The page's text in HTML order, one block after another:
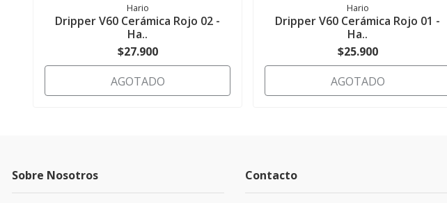
Hario
Dripper V60 Cerámica Rojo 02 -
Ha..
$27.900
AGOTADO
Hario
Dripper V60 Cerámica Rojo 01 -
Ha..
$25.900
AGOTADO
Sobre Nosotros Contacto